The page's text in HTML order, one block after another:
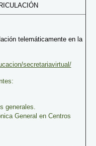
telemáticamente en la
secretariavirtual/
generales.
General en Centros